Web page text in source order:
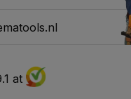
at